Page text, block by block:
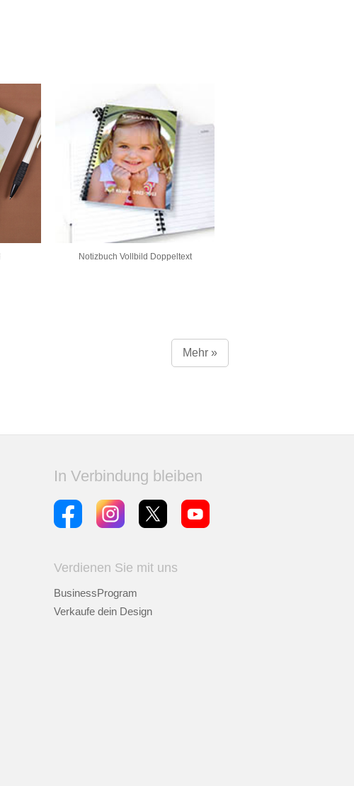
Notizbuch Vollbild Doppeltext
Mehr »
In Verbindung bleiben
Verdienen Sie mit uns
BusinessProgram
Verkaufe dein Design